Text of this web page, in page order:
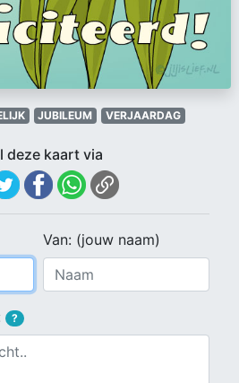
JUBILEUM VERJAARDAG
deze kaart via
Van: (jouw naam)
?